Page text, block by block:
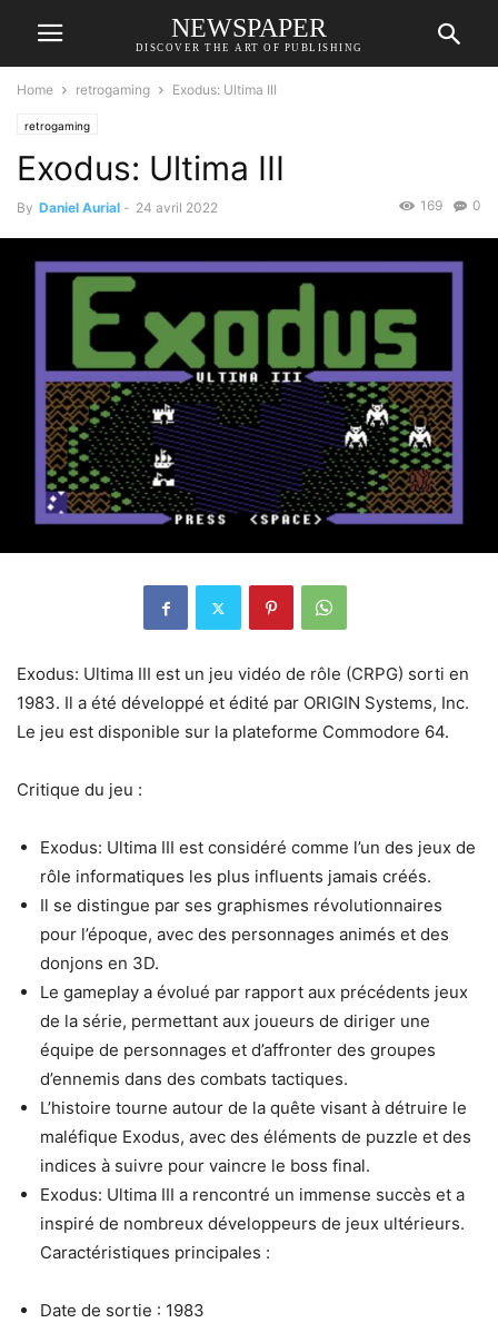
NEWSPAPER
DISCOVER THE ART OF PUBLISHING
Home retrogaming Exodus: Ultima III
retrogaming
Exodus: Ultima III
By Daniel Aurial - 24 avril 2022 0
169
Exodus: Ultima III est un jeu vidéo de rôle (CRPG) sorti en
1983. Il a été développé et édité par ORIGIN Systems, Inc.
Le jeu est disponible sur la plateforme Commodore 64.
Critique du jeu :
Exodus: Ultima III est considéré comme l’un des jeux de
rôle informatiques les plus influents jamais créés.
Il se distingue par ses graphismes révolutionnaires
pour l’époque, avec des personnages animés et des
donjons en 3D.
Le gameplay a évolué par rapport aux précédents jeux
de la série, permettant aux joueurs de diriger une
équipe de personnages et d’affronter des groupes
d’ennemis dans des combats tactiques.
L’histoire tourne autour de la quête visant à détruire le
maléfique Exodus, avec des éléments de puzzle et des
indices à suivre pour vaincre le boss final.
Exodus: Ultima III a rencontré un immense succès et a
inspiré de nombreux développeurs de jeux ultérieurs.
Caractéristiques principales :
Date de sortie : 1983